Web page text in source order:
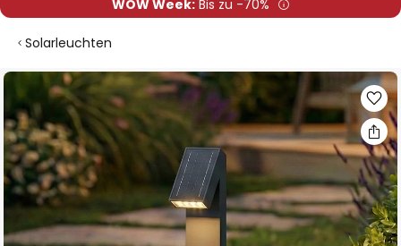
WOW Week:Bis zu -70%
Solarleuchten
Zum
Ende
der
Bildgalerie
springen